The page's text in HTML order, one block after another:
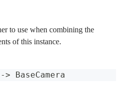
to use when combining the
of this instance.
-> BaseCamera